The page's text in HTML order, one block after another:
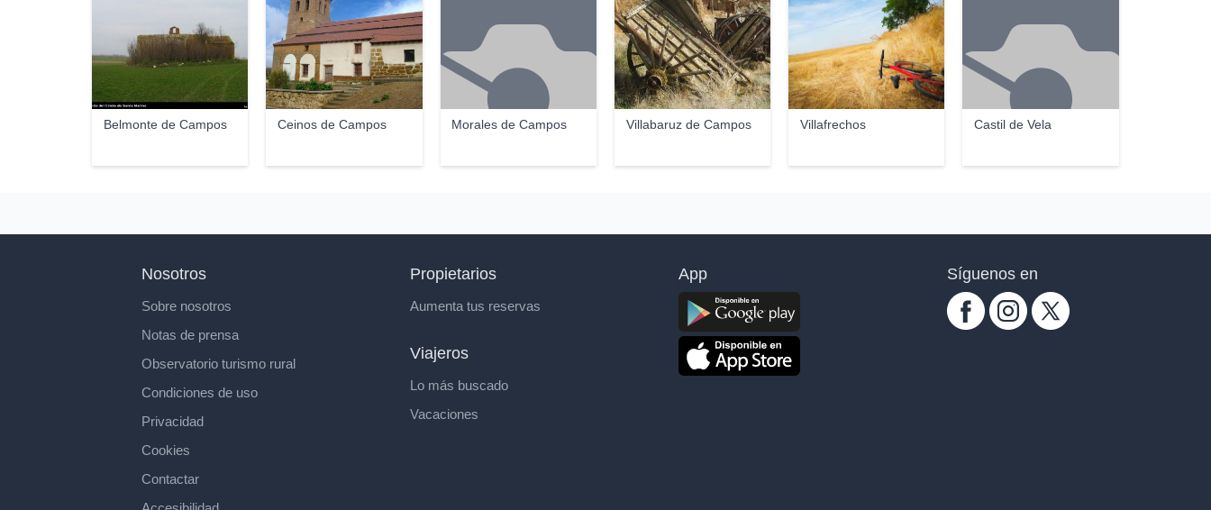
Belmonte de Campos Ceinos de Campos Morales de Campos Villabaruz de Campos Villafrechos Castil de Vela
Nosotros
Sobre nosotros
Notas de prensa
Observatorio turismo rural
Condiciones de uso
Privacidad
Cookies
Contactar
Propietarios
Aumenta tus reservas
Viajeros
Lo más buscado
Vacaciones
App Síguenos en